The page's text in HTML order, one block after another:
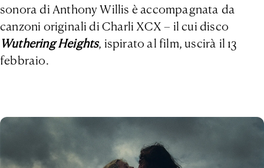
sonora di Anthony Willis è accompagnata da
canzoni originali di Charli XCX – il cui disco
Wuthering Heights, ispirato al film, uscirà il 13
febbraio.